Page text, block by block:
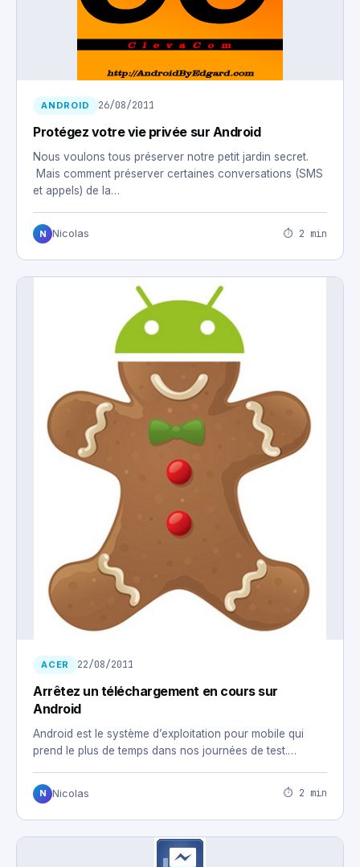
ANDROID 26/08/2011
Protégez votre vie privée sur Android
Nous voulons tous préserver notre petit jardin secret.
Mais comment préserver certaines conversations (SMS
et appels) de la…
N Nicolas ⏱ 2 min
ACER 22/08/2011
Arrêtez un téléchargement en cours sur
Android
Android est le système d’exploitation pour mobile qui
prend le plus de temps dans nos journées de test.…
N Nicolas ⏱ 2 min